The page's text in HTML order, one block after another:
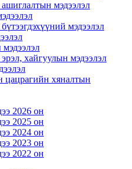
мэдээлэл
мэдээлэл
хайгуулын мэдээлэл
хяналтын
2026 он
2025 он
2024 он
2023 он
2022 он